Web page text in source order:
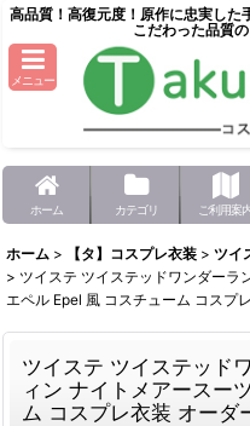
高品質！高復元度！原作に忠実した
こだわった品質
メニュー
ホーム カテゴリ ご利用案
ホーム > 【タ】コスプレ衣装 > ツイ
> ツイステ ツイステッドワンダーラ
エペル Epel 風 コスチューム コスプ
ツイステ ツイステッド
ィン ナイトメアースー
ム コスプレ衣装 オーダ